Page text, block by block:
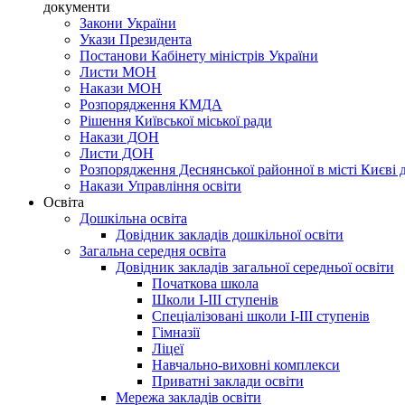
документи
Закони України
Укази Президента
Постанови Кабінету міністрів України
Листи МОН
Накази МОН
Розпорядження КМДА
Рішення Київської міської ради
Накази ДОН
Листи ДОН
Розпорядження Деснянської районної в місті Києві
Накази Управління освіти
Освіта
Дошкільна освіта
Довідник закладів дошкільної освіти
Загальна середня освіта
Довідник закладів загальної середньої освіти
Початкова школа
Школи І-ІІІ ступенів
Спеціалізовані школи І-ІІІ ступенів
Гімназії
Ліцеї
Навчально-виховні комплекси
Приватні заклади освіти
Мережа закладів освіти